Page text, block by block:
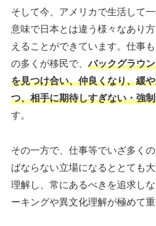
そして今、アメリカで生活して
意味で日本とは違う様々なあり
えることができています。仕事
の多くが移民で、 バックグラウ
を見つけ合い、仲良くなり、緩
つ、相手に期待しすぎない・強
す。
その一方で、仕事等でいざ多く
ばならない立場になるととても
理解し、常にあるべきを追求し
ーキングや異文化理解が極めて重